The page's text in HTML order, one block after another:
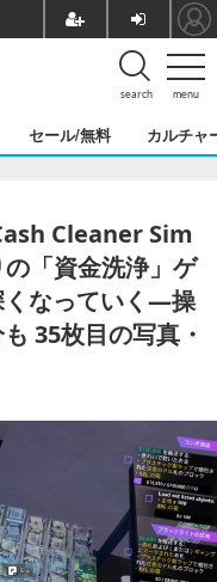
menu
search
セール/無料 カルチャ
Cleaner Sim
「資金洗浄」ゲ
くなっていく―操
35枚目の写真・